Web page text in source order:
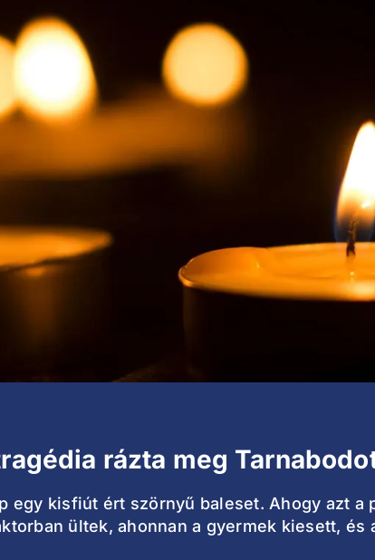
rázta meg
egy kisfiút ért szörnyű baleset. Ahogy azt a
ültek, ahonnan a gyermek kiesett,